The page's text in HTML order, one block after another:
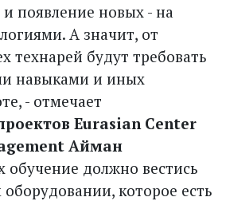
появление новых - на
А значит, от
технарей будут требовать
навыками и иных
- отмечает
Eurasian Center
Айман
обучение должно вес­тись
которое есть